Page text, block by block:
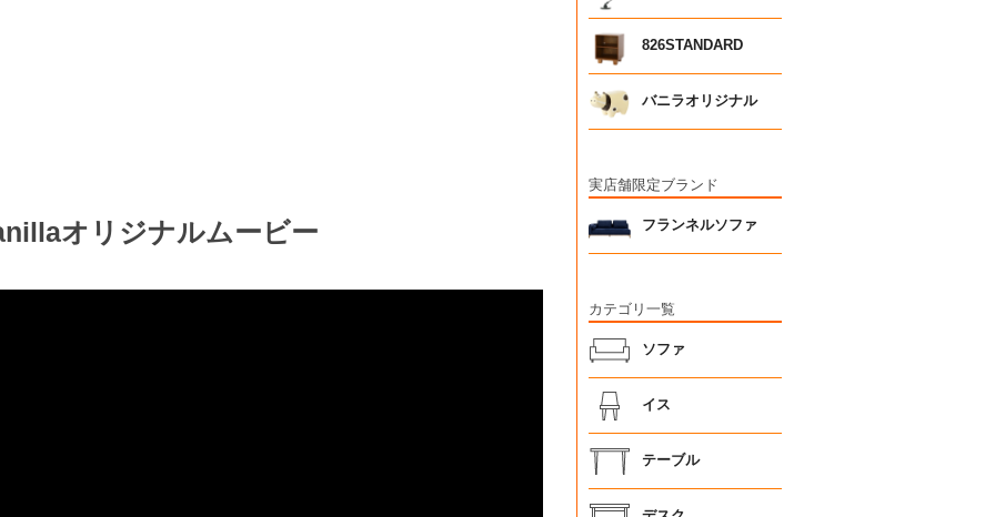
オリジナルムービー
826STANDARD
バニラオリジナル
実店舗限定ブランド
フランネルソファ
カテゴリ一覧
ソファ
イス
テーブル